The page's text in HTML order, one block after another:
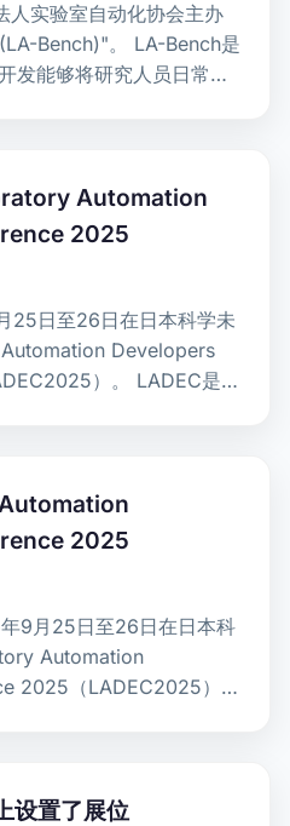
人实验室自动化协会主办
Bench)"。 LA-Bench是
发能够将研究人员日常使
Automation
2025
25日至26日在日本科学未
Developers
）。 LADEC是由
2025
9月25日至26日在日本科
Automation
2025（LADEC2025）。
设置了展位